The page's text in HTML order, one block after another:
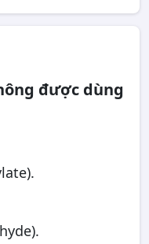
được dùng